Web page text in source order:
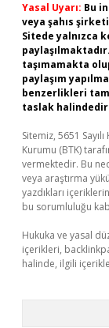
Yasal Uyarı: Bu
veya şahıs
Sitede yalnızca
taşımamakta
paylaşım
benzerlikleri
taslak
Sitemiz, 5651
Kurumu (BTK)
vermektedir. Bu
veya araştırma
yazdıkları
bu sorumluluğu
Hukuka ve yasal
içerikleri,
halinde, ilgili